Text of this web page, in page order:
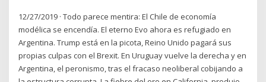
12/27/2019 · Todo parece mentira: El Chile de economía
modélica se encendía. El eterno Evo ahora es refugiado en
Argentina. Trump está en la picota, Reino Unido pagará sus
propias culpas con el Brexit. En Uruguay vuelve la derecha y en
Argentina, el peronismo, tras el fracaso neoliberal cobijando a